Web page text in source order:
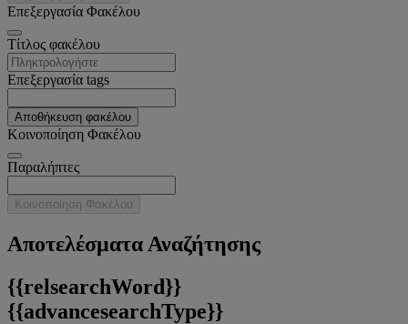
Επεξεργασία Φακέλου
Tίτλος φακέλου
Επεξεργασία tags
Αποθήκευση φακέλου
Κοινοποίηση Φακέλου
Παραλήπτες
Κοινοποίηση Φακέλου
Αποτελέσματα Αναζήτησης
{{relsearchWord}}
{{advancesearchType}}